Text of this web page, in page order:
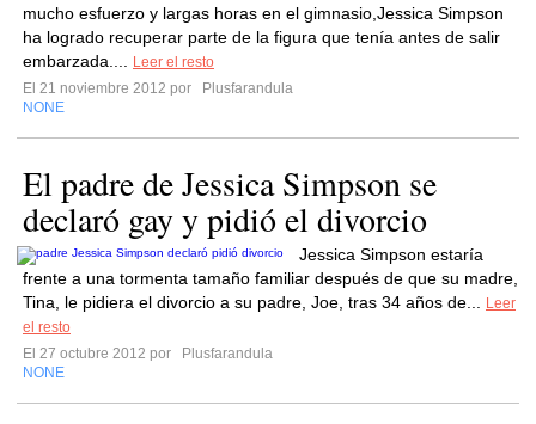
mucho esfuerzo y largas horas en el gimnasio,Jessica Simpson
ha logrado recuperar parte de la figura que tenía antes de salir
embarzada....
Leer el resto
El 21 noviembre 2012 por
Plusfarandula
NONE
El padre de Jessica Simpson se
declaró gay y pidió el divorcio
Jessica Simpson estaría
frente a una tormenta tamaño familiar después de que su madre,
Tina, le pidiera el divorcio a su padre, Joe, tras 34 años de...
Leer
el resto
El 27 octubre 2012 por
Plusfarandula
NONE